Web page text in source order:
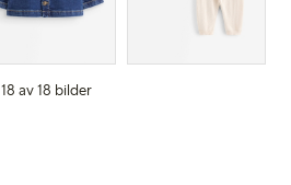
18 av 18 bilder